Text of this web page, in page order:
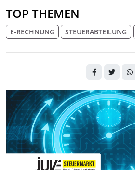
TOP THEMEN
E-RECHNUNG STEUERABTEILUNG
Leuchtende
Umlaufpfeilen auf
digitalem blauem
Hintergrund
BILD: @D3DAMON GETTY